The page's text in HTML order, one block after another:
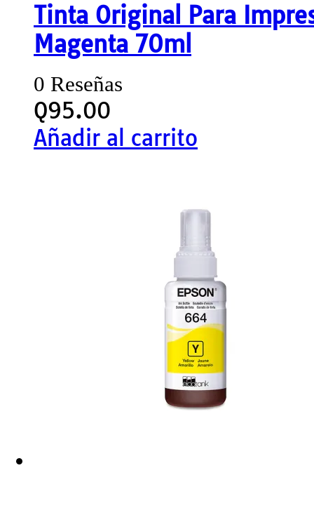
Tinta Original Para
Magenta 70ml
0 Reseñas
Q95.00
Añadir al carrito